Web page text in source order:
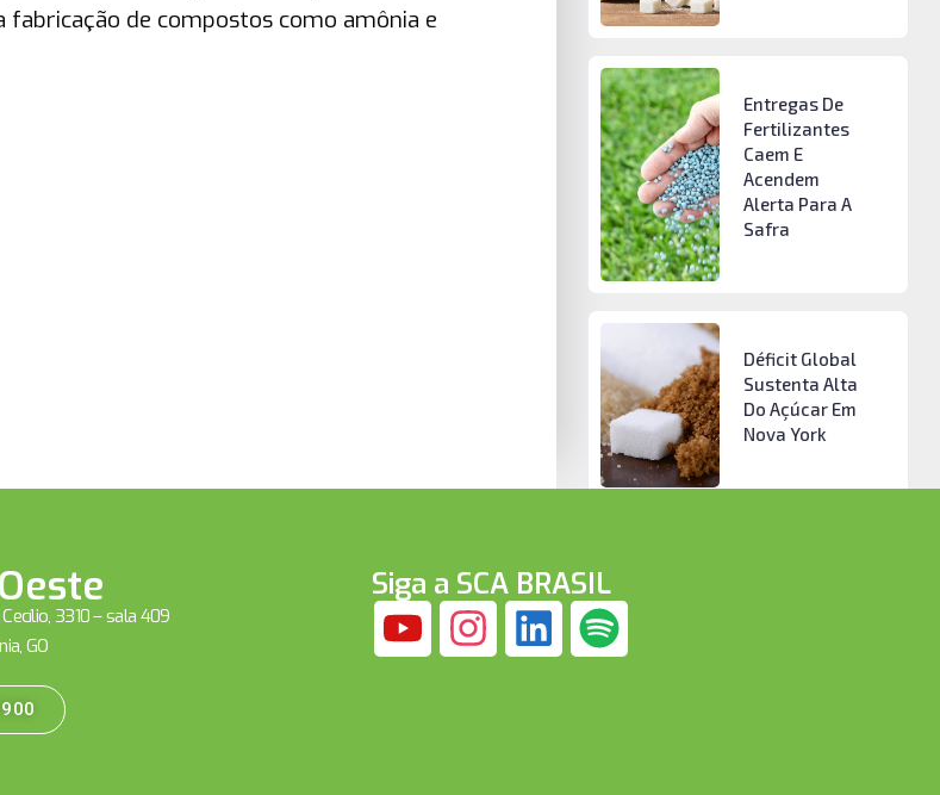
de compostos como amônia e
Entregas De
Fertilizantes
Caem E
Acendem
Alerta Para A
Safra
Déficit Global
Sustenta Alta
Do Açúcar Em
Nova York
3310 – sala 409
GO
Siga a SCA BRASIL